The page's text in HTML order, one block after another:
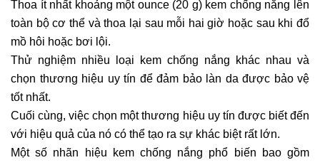
Thoa ít nhất khoảng một ounce (20 g) kem chống nắng lên
toàn bộ cơ thể và thoa lại sau mỗi hai giờ hoặc sau khi đổ
mồ hôi hoặc bơi lội.
Thử nghiệm nhiều loại kem chống nắng khác nhau và
chọn thương hiệu uy tín để đảm bảo làn da được bảo vệ
tốt nhất.
Cuối cùng, việc chọn một thương hiệu uy tín được biết đến
với hiệu quả của nó có thể tạo ra sự khác biệt rất lớn.
Một số nhãn hiệu kem chống nắng phổ biến bao gồm